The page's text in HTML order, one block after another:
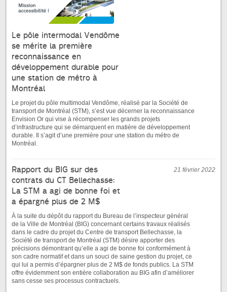
Le pôle intermodal Vendôme
se mérite la première
reconnaissance en
développement durable pour
une station de métro à
Montréal
Le projet du pôle multimodal Vendôme, réalisé par la Société de
transport de Montréal (STM), s’est vue décerner la reconnaissance
Envision Or qui vise à récompenser les grands projets
d’infrastructure qui se démarquent en matière de développement
durable. Il s’agit d’une première pour une station du métro de
Montréal.
21 février 2022
Rapport du BIG sur des
contrats du CT Bellechasse:
La STM a agi de bonne foi et
a épargné plus de 2 M$
À la suite du dépôt du rapport du Bureau de l’inspecteur général
de la Ville de Montréal (BIG) concernant certains travaux réalisés
dans le cadre du projet du Centre de transport Bellechasse, la
Société de transport de Montréal (STM) désire apporter des
précisions démontrant qu’elle a agi de bonne foi conformément à
son cadre normatif et dans un souci de saine gestion du projet, ce
qui lui a permis d’épargner plus de 2 M$ de fonds publics. La STM
offre évidemment son entière collaboration au BIG afin d’améliorer
sans cesse ses processus contractuels.